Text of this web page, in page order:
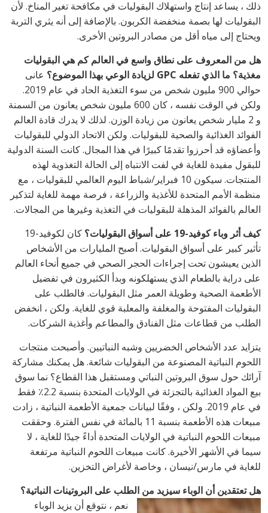
ذلك ، يساعد إنتاج واستهلاك البقوليات في مكافحة تغير المناخ. لأن
البقوليات لها بصمة منخفضة الكربون. بالإضافة إلى أنه يثري التربة
ويحتاج إلى مياه أقل من مصادر البروتين الأخرى.
هل من المعروف على نطاق واسع في العالم كم هي البقوليات
مغذية؟ ما الذي تفعله GPC لزيادة الوعي بهذا الموضوع؟
عانى
حوالي 900 مليون شخص من سوء التغذية الحاد في عام 2019.
ولكن في الوقت نفسه ، كان 600 مليون شخص يعانون من السمنة
و 2 مليار شخص يعانون من زيادة الوزن. لذلك لا يدرك قادة العالم
الفوائد الغذائية والصحية للبقوليات. ولكن الاتحاد الدولي للبقوليات
وأعضاؤه قد أحرزوا تقدمًا كبيرًا في هذا المجال. كانت السنة الدولية
للبقول مفيدة للغاية في لفت الانتباه إلى الحالة التغذوية لهذه
المنتجات. سيكون 10 فبراير/شباط اليوم العالمي للبقوليات ، مع
منظمة الأمم المتحدة للأغذية والزراعة ، فرصة مهمة للغاية لتذكير
العالم بالفوائد المذهلة للبقوليات في التغذية وغيرها من المجالات.
كيف أثر وباء كوفيد-19 على أسواق البقوليات؟
كان لكوفيد-19
تأثير كبير على أسواق البقوليات. أصبح المليارات من الأشخاص
الذين يعيشون تحت إجراءات الحجر الصحي في جميع أنحاء العالم
على دراية بالطعام الذي يستهلكونه وبدأ الكثيرون في تفضيل
الأطعمة الصحية وطويلة العمر مثل البقوليات. فالطلب على
البقوليات المفتوحة والمغلفة والمعلبة قوي للغاية. ولكن ، انخفض
الطلب من قطاعات مثل الفنادق والمطاعم وأغذية الشركات.
يتزايد عدد الأشخاص الخضريين وشبه النباتيين. وأصبحت منتجات
اللحوم النباتية المصنوعة من البقوليات شائعة. هل يمكنك مشاركة
آرائك حول سوق البروتين النباتي ومستقبل هذا القطاع؟ نما سوق
بيع المواد الغذائية بالتجزئة في الولايات المتحدة بنسبة 2.2٪ فقط
في عام 2019. ولكن ، وفقًا لبيانات جمعية الأطعمة النباتية ، زادت
مبيعات هذه الأطعمة بنسبة 11 بالمائة في نفس الفترة. وحققت
مبيعات اللحوم النباتية في الولايات المتحدة أداءً جيدًا للغاية ، لا
سيما في الأشهر الأخيرة. كانت مبيعات اللحوم النباتية مرتفعة
للغاية في مارس/نيسان ، وخاصة لأغراض التخزين.
هل تعتقدين أن الوباء سيزيد من الطلب على البروتينات النباتية؟
نعم ، نتوقع أن يزيد الوباء